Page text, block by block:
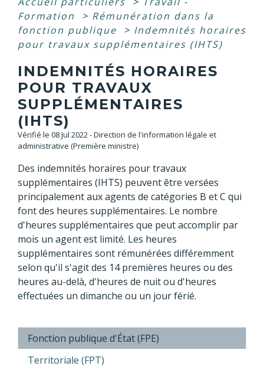
Formation
> Rémunération dans la
fonction publique
> Indemnités horaires
pour travaux supplémentaires (IHTS)
INDEMNITÉS HORAIRES
POUR TRAVAUX
SUPPLÉMENTAIRES
(IHTS)
Vérifié le 08 Jul 2022 - Direction de l'information légale et
administrative (Première ministre)
Des indemnités horaires pour travaux
supplémentaires (IHTS) peuvent être versées
principalement aux agents de catégories B et C qui
font des heures supplémentaires. Le nombre
d'heures supplémentaires que peut accomplir par
mois un agent est limité. Les heures
supplémentaires sont rémunérées différemment
selon qu'il s'agit des 14 premières heures ou des
heures au-delà, d'heures de nuit ou d'heures
effectuées un dimanche ou un jour férié.
Fonction publique d'État (FPE)
Territoriale (FPT)